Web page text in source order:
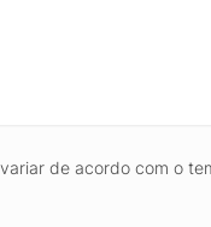
de acordo com o